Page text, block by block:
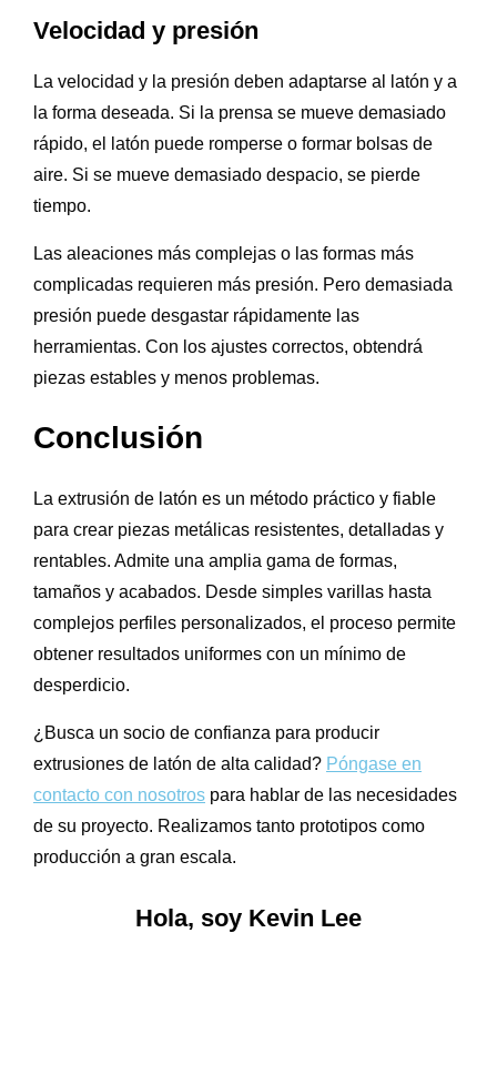
Velocidad y presión
La velocidad y la presión deben adaptarse al latón y a
la forma deseada. Si la prensa se mueve demasiado
rápido, el latón puede romperse o formar bolsas de
aire. Si se mueve demasiado despacio, se pierde
tiempo.
Las aleaciones más complejas o las formas más
complicadas requieren más presión. Pero demasiada
presión puede desgastar rápidamente las
herramientas. Con los ajustes correctos, obtendrá
piezas estables y menos problemas.
Conclusión
La extrusión de latón es un método práctico y fiable
para crear piezas metálicas resistentes, detalladas y
rentables. Admite una amplia gama de formas,
tamaños y acabados. Desde simples varillas hasta
complejos perfiles personalizados, el proceso permite
obtener resultados uniformes con un mínimo de
desperdicio.
¿Busca un socio de confianza para producir
extrusiones de latón de alta calidad? Póngase en
contacto con nosotros para hablar de las necesidades
de su proyecto. Realizamos tanto prototipos como
producción a gran escala.
Hola, soy Kevin Lee